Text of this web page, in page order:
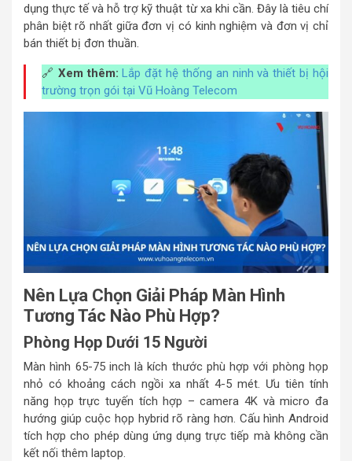
dụng thực tế và hỗ trợ kỹ thuật từ xa khi cần. Đây là tiêu chí
phân biệt rõ nhất giữa đơn vị có kinh nghiệm và đơn vị chỉ
bán thiết bị đơn thuần.
🔗 Xem thêm: Lắp đặt hệ thống an ninh và thiết bị hội
trường trọn gói tại Vũ Hoàng Telecom
Nên Lựa Chọn Giải Pháp Màn Hình
Tương Tác Nào Phù Hợp?
Phòng Họp Dưới 15 Người
Màn hình 65-75 inch là kích thước phù hợp với phòng họp
nhỏ có khoảng cách ngồi xa nhất 4-5 mét. Ưu tiên tính
năng họp trực tuyến tích hợp – camera 4K và micro đa
hướng giúp cuộc họp hybrid rõ ràng hơn. Cấu hình Android
tích hợp cho phép dùng ứng dụng trực tiếp mà không cần
kết nối thêm laptop.